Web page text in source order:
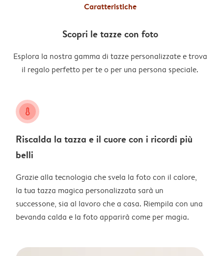
Caratteristiche
Scopri le tazze con foto
Esplora la nostra gamma di tazze personalizzate e trova
il regalo perfetto per te o per una persona speciale.
heat
Riscalda la tazza e il cuore con i ricordi più
belli
Grazie alla tecnologia che svela la foto con il calore,
la tua tazza magica personalizzata sarà un
successone, sia al lavoro che a casa. Riempila con una
bevanda calda e la foto apparirà come per magia.